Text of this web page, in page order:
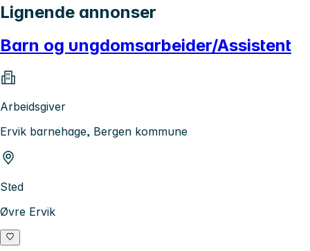
Lignende annonser
Barn og ungdomsarbeider/Assistent
Arbeidsgiver
Ervik barnehage, Bergen kommune
Sted
Øvre Ervik